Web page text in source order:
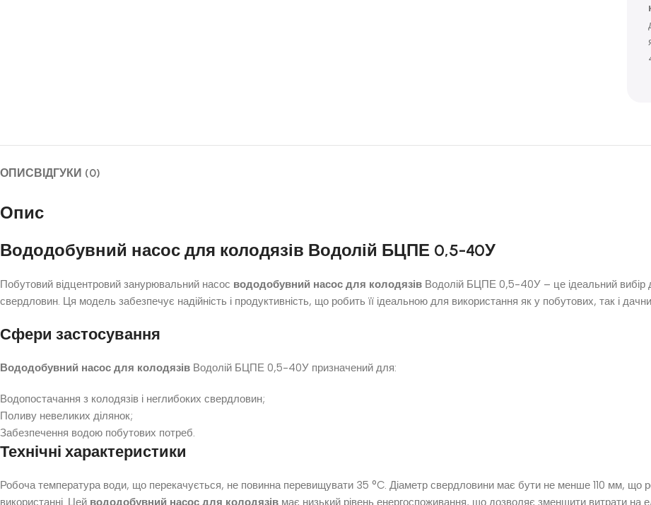
ОПИСВІДГУКИ (0)
Опис
Вододобувний насос для колодязів Водолій БЦПЕ 0,5-40У
Побутовий відцентровий занурювальний насос вододобувний насос для колодязів Водолій БЦПЕ 0,5-40У – це ідеальний вибір
свердловин. Ця модель забезпечує надійність і продуктивність, що робить її ідеальною для використання як у побутових, так і
Сфери застосування
Вододобувний насос для колодязів Водолій БЦПЕ 0,5-40У призначений для:
Водопостачання з колодязів і неглибоких свердловин;
Поливу невеликих ділянок;
Забезпечення водою побутових потреб.
Технічні характеристики
Робоча температура води, що перекачується, не повинна перевищувати 35 °C. Діаметр свердловини має бути не менше 110 мм,
використанні. Цей вододобувний насос для колодязів має низький рівень енергоспоживання, що дозволяє зменшити витрати на